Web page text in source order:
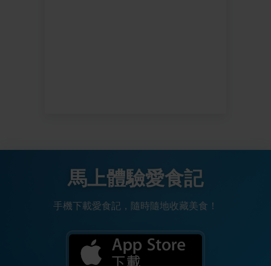
馬上體驗愛食記
手機下載愛食記，隨時隨地收藏美食！